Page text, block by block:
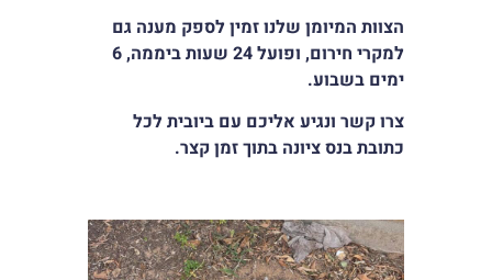
הצוות המיומן שלנו זמין לספק מענה גם
למקרי חירום, ופועל 24 שעות ביממה, 6
ימים בשבוע.
צרו קשר ונגיע אליכם עם ביובית לכל
כתובת בנס ציונה בתוך זמן קצר.